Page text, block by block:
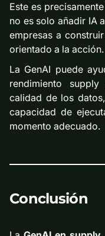
Este es
no es solo añadir IA
empresas a
orientado a la acción.
La GenAI puede
rendimiento
calidad de los
capacidad de
momento adecuado.
Conclusión